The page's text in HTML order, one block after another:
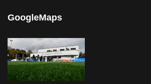
GoogleMaps